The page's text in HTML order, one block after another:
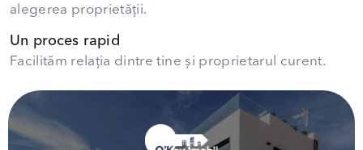
alegerea proprietății.
Un proces rapid
Facilităm relația dintre tine și proprietarul curent.